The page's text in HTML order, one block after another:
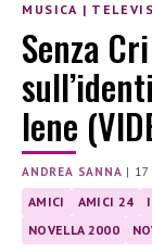
MUSICA |
Senza
Iene
ANDREA SANNA | 17
AMICI AMICI 24
NOVELLA 2000